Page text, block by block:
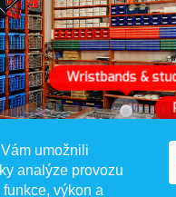
umožnili
analýze provozu
výkon a